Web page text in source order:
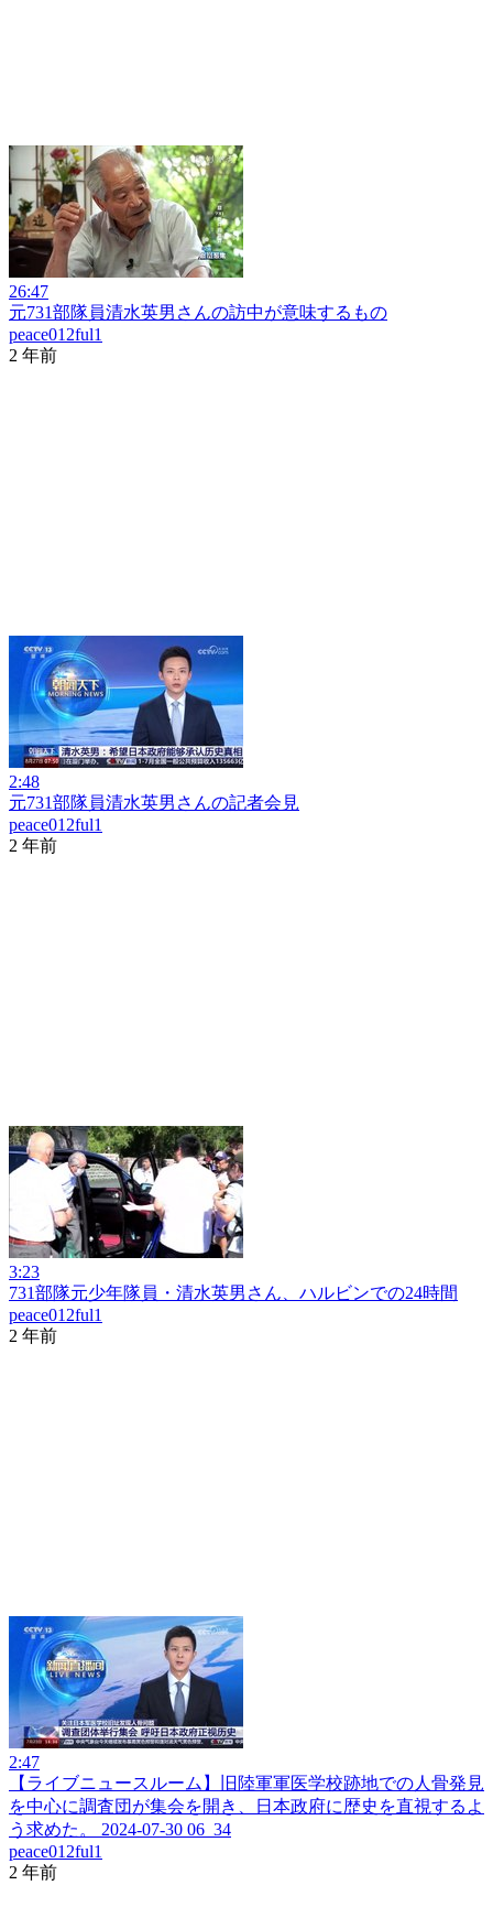
26:47
元731部隊員清水英男さんの訪中が意味するもの
peace012ful1
2 年前
2:48
元731部隊員清水英男さんの記者会見
peace012ful1
2 年前
3:23
731部隊元少年隊員・清水英男さん、ハルビンでの24時間
peace012ful1
2 年前
2:47
【ライブニュースルーム】旧陸軍軍医学校跡地での人骨発見
を中心に調査団が集会を開き、日本政府に歴史を直視するよ
う求めた。 2024-07-30 06_34
peace012ful1
2 年前